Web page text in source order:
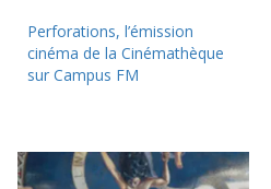
Perforations, l’émission
cinéma de la Cinémathèque
sur Campus FM